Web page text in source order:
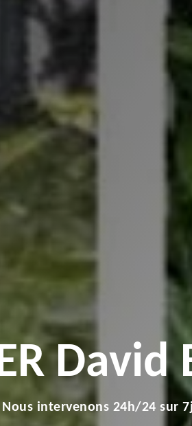
David
Nous intervenons 24h/24 sur